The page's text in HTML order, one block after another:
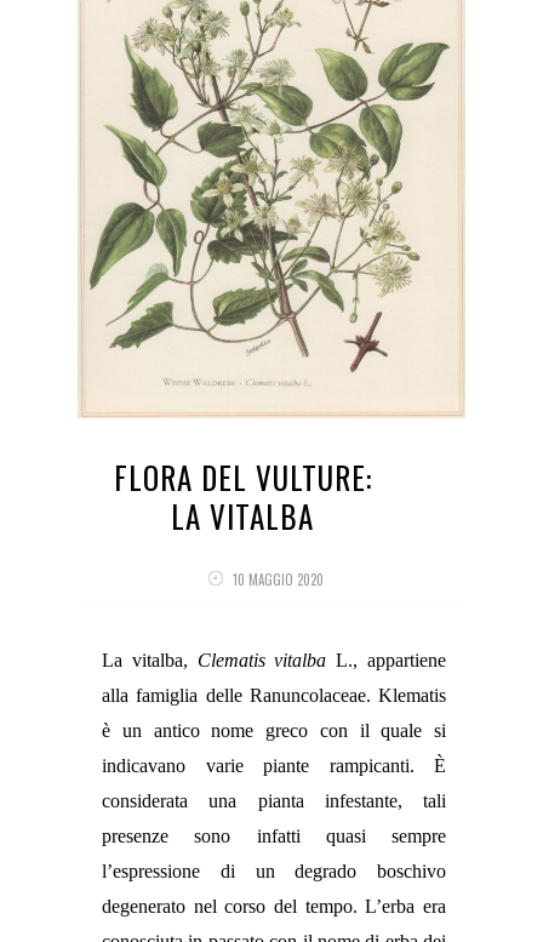
FLORA DEL VULTURE:
LA VITALBA
10 MAGGIO 2020
La vitalba, Clematis vitalbaL., appartiene
alla famiglia delle Ranuncolaceae. Klematis
è un antico nome greco con il quale si
indicavano varie piante rampicanti. È
considerata una pianta infestante, tali
presenze sono infatti quasi sempre
l’espressione di un degrado boschivo
degenerato nel corso del tempo. L’erba era